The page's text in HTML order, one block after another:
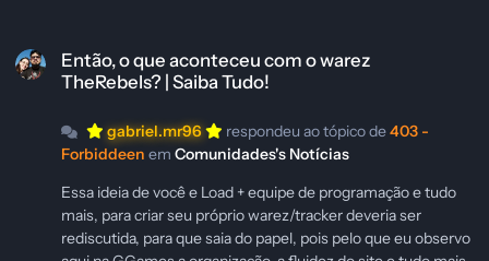
Então, o que aconteceu com o warez
TheRebels? | Saiba Tudo!
gabriel.mr96 respondeu ao tópico de403 -
Forbiddeen em Comunidades's Notícias
Essa ideia de você e Load + equipe de programação e tudo
mais, para criar seu próprio warez/tracker deveria ser
rediscutida, para que saia do papel, pois pelo que eu observo